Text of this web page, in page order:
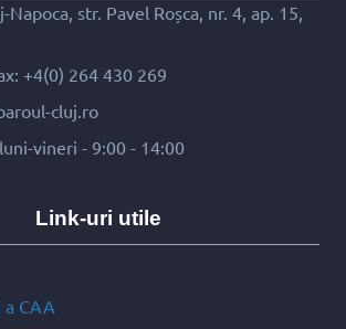
Napoca, str. Pavel Roșca, nr. 4, ap. 15,
+4(0) 264 430 269
cluj.ro
vineri - 9:00 - 14:00
Link-uri utile
a CAA